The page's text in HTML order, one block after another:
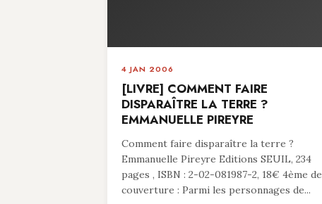
4 JAN 2006
[LIVRE] COMMENT FAIRE
DISPARAÎTRE LA TERRE ?
EMMANUELLE PIREYRE
Comment faire disparaître la terre ?
Emmanuelle Pireyre Editions SEUIL, 234
pages , ISBN : 2-02-081987-2, 18€ 4ème de
couverture : Parmi les personnages de...